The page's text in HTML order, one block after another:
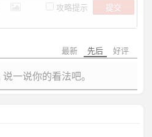
攻略提示
提交
最新 先后 好评
一说你的看法吧。